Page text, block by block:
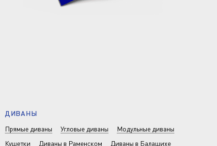
ДИВАНЫ
Прямые диваны
Угловые диваны
Модульные диваны
Кушетки
Диваны в Раменском
Диваны в Балашихе